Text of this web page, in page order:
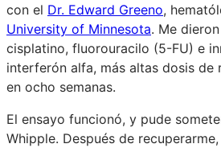
con el Dr. Edward Greeno,
University of Minnesota. Me
cisplatino, fluorouracilo (5-FU) e
interferón alfa, más altas dosis de
en ocho semanas.
El ensayo funcionó, y pude
Whipple. Después de